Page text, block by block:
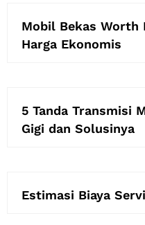
Mobil Bekas Worth
Harga Ekonomis
5 Tanda Transmisi
Gigi dan Solusinya
Estimasi Biaya